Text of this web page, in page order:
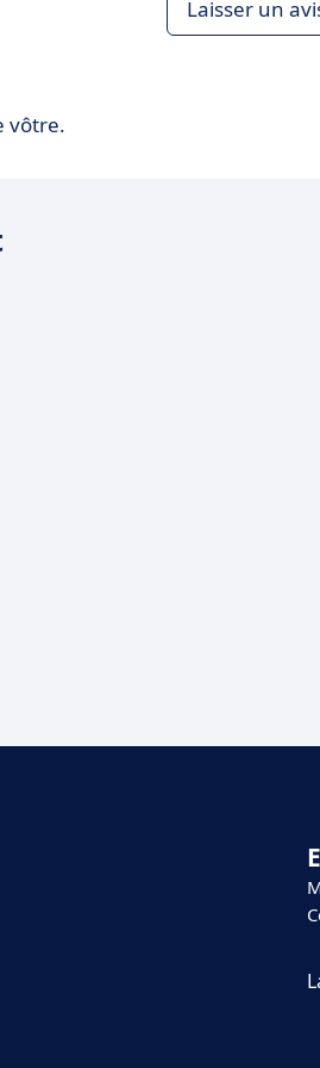
Laisser un
vôtre.